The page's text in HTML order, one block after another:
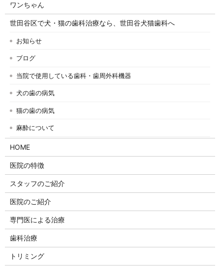
ワンちゃん
世田谷区で犬・猫の歯科治療なら、世田谷犬猫歯科へ
お知らせ
ブログ
当院で使用している歯科・歯周外科機器
犬の歯の病気
猫の歯の病気
麻酔について
HOME
医院の特徴
スタッフのご紹介
医院のご紹介
専門医による治療
歯科治療
トリミング